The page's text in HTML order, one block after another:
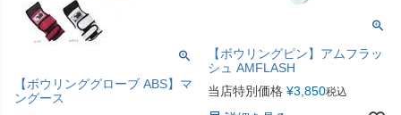
【ボウリンググローブ ABS】マ
ングース
【ボウリングピン】アムフラッ
シュ AMFLASH
当店特別価格 ¥3,850税込